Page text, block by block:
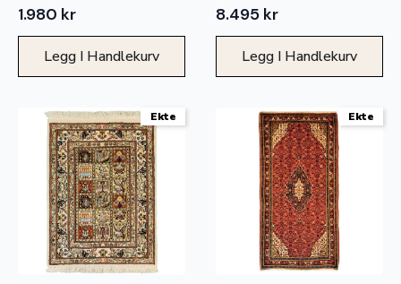
1.980 kr
Legg I Handlekurv
8.495 kr
Legg I Handlekurv
Ekte Ekte